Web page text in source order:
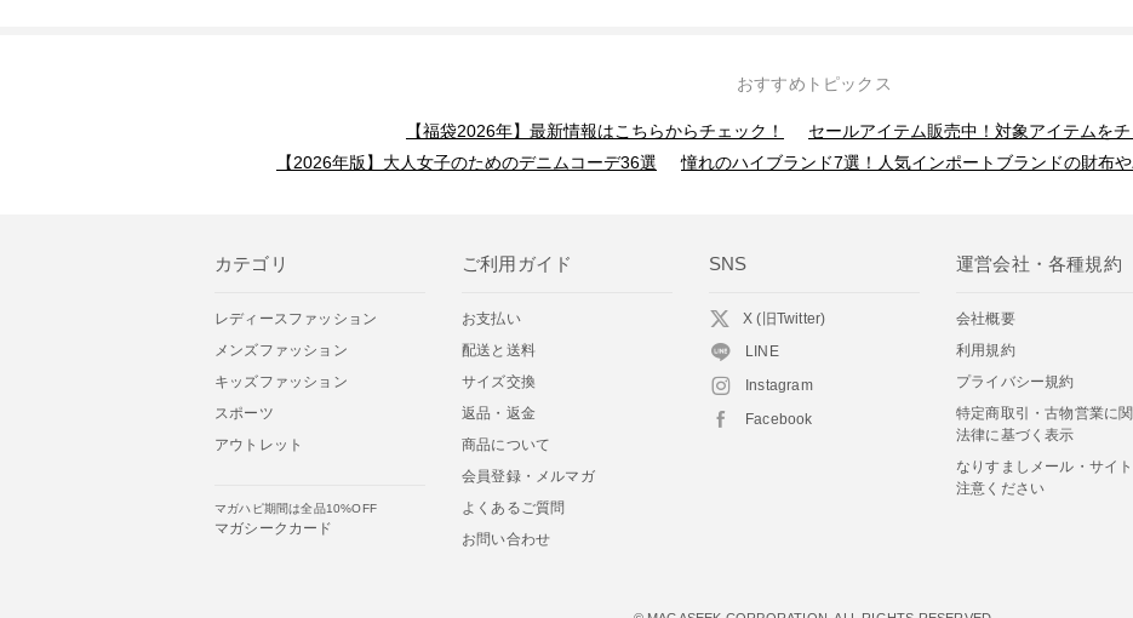
おすすめトピックス
【福袋2026年】最新情報はこちらからチェック！
セールアイテム販売中！対象アイテムをチ
【2026年版】大人女子のためのデニムコーデ36選
憧れのハイブランド7選！人気インポートブランドの財布
カテゴリ
レディースファッション
メンズファッション
キッズファッション
スポーツ
アウトレット
マガハピ期間は全品10%OFF
マガシークカード
ご利用ガイド
お支払い
配送と送料
サイズ交換
返品・返金
商品について
会員登録・メルマガ
よくあるご質問
お問い合わせ
SNS
X (旧Twitter)
LINE
Instagram
Facebook
運営会社・各種規約
会社概要
利用規約
プライバシー規約
特定商取引・古物営業に
法律に基づく表示
なりすましメール・サイ
注意ください